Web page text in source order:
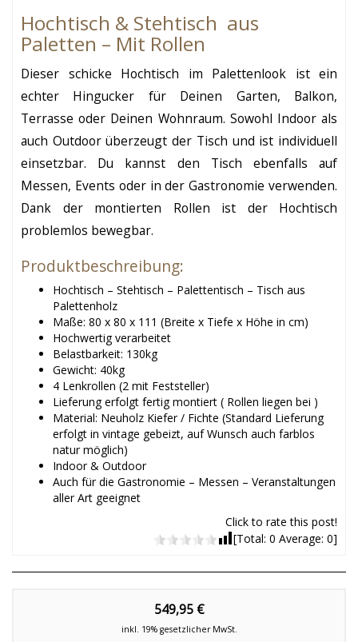
Hochtisch & Stehtisch aus
Paletten – Mit Rollen
Dieser schicke Hochtisch im Palettenlook ist ein
echter Hingucker für Deinen Garten, Balkon,
Terrasse oder Deinen Wohnraum. Sowohl Indoor als
auch Outdoor überzeugt der Tisch und ist individuell
einsetzbar. Du kannst den Tisch ebenfalls auf
Messen, Events oder in der Gastronomie verwenden.
Dank der montierten Rollen ist der Hochtisch
problemlos bewegbar.
Produktbeschreibung:
Hochtisch – Stehtisch – Palettentisch – Tisch aus
Palettenholz
Maße: 80 x 80 x 111 (Breite x Tiefe x Höhe in cm)
Hochwertig verarbeitet
Belastbarkeit: 130kg
Gewicht: 40kg
4 Lenkrollen (2 mit Feststeller)
Lieferung erfolgt fertig montiert ( Rollen liegen bei )
Material: Neuholz Kiefer / Fichte (Standard Lieferung
erfolgt in vintage gebeizt, auf Wunsch auch farblos
natur möglich)
Indoor & Outdoor
Auch für die Gastronomie – Messen – Veranstaltungen
aller Art geeignet
Click to rate this post!
[Total: 0 Average: 0]
549,95 €
inkl. 19% gesetzlicher MwSt.